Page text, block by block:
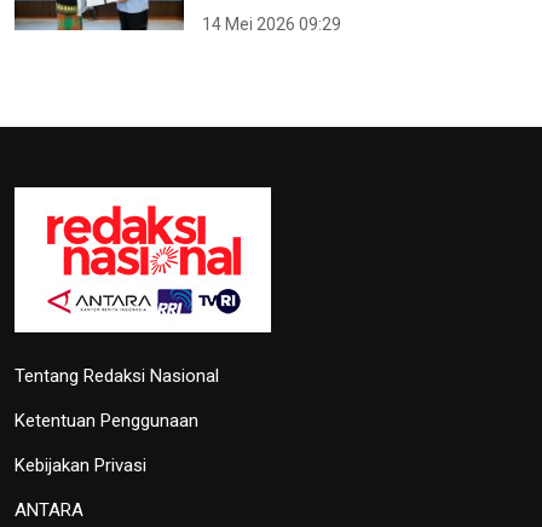
14 Mei 2026 09:29
Tentang Redaksi Nasional
Ketentuan Penggunaan
Kebijakan Privasi
ANTARA